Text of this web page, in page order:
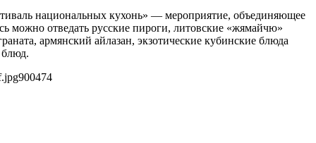
национальных кухонь» — мероприятие, объединяющее
можно отведать русские пироги, литовские «жямайчю»
армянский айлазан, экзотические кубинские блюда
900474